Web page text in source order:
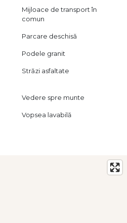
Mijloace de transport în
comun
Parcare deschisă
Podele granit
Străzi asfaltate
Vedere spre munte
Vopsea lavabilă